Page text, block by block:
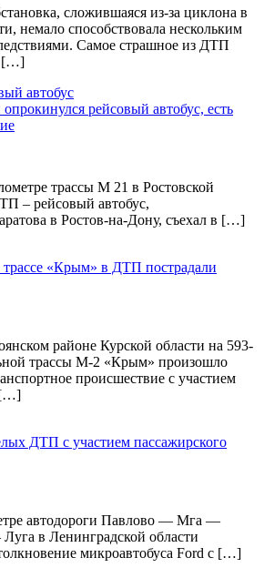
сложившаяся из-за циклона в
немало способствовала нескольким
Самое страшное из ДТП
[…]
рейсовый автобус, есть
трассы М 21 в Ростовской
– рейсовый автобус,
в Ростов-на-Дону, съехал в […]
трассе «Крым» в ДТП пострадали
районе Курской области на 593-
трассы М-2 «Крым» произошло
происшествие с участием
[…]
ДТП с участием пассажирского
автодороги Павлово — Мга —
в Ленинградской области
микроавтобуса Ford с […]